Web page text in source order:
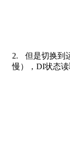
2.
但是切换到
慢）， DI状态读